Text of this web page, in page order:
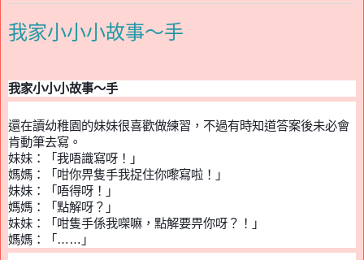
我家小小小故事～手
我家小小小故事～手
還在讀幼稚園的妹妹很喜歡做練習，不過有時知道答案後未必會
肯動筆去寫。
妹妹：「我唔識寫呀！」
媽媽：「咁你畀隻手我捉住你嚟寫啦！」
妹妹：「唔得呀！」
媽媽：「點解呀？」
妹妹：「咁隻手係我㗎嘛，點解要畀你呀？！」
媽媽：「 …… 」